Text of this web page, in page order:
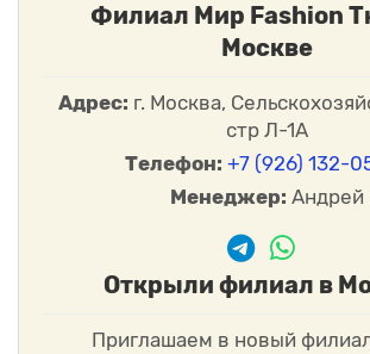
Филиал Мир Fashion
Москве
Адрес: г. Москва,
стр Л-1А
Телефон: +7 (926) 132-
Менеджер: Андрей
Открыли филиал в
Приглашаем в новый